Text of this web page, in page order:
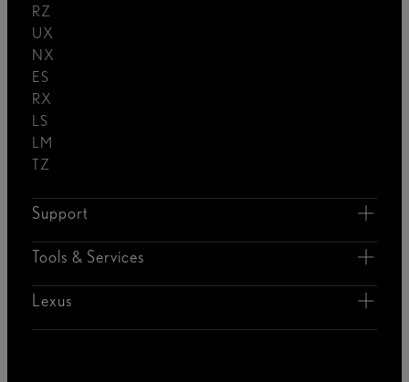
RZ
UX
NX
ES
RX
LS
LM
TZ
Support
Tools & Services
Lexus